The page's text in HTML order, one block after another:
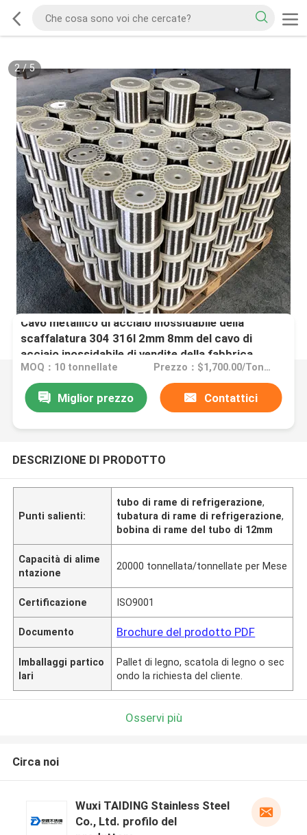
2/5
Cavo metallico di acciaio inossidabile della
scaffalatura 304 316l 2mm 8mm del cavo di
acciaio inossidabile di vendite della fabbrica
MOQ：10 tonnellate Prezzo：$1,700.00/Tons 10-99 Tons
Miglior prezzo Contattici
DESCRIZIONE DI PRODOTTO
Punti salienti:
tubo di rame di refrigerazione,
tubatura di rame di refrigerazione,
bobina di rame del tubo di 12mm
Capacità di alime
ntazione
20000 tonnellata/tonnellate per Mese
Certificazione ISO9001
Documento Brochure del prodotto PDF
Imballaggi partico
lari
Pallet di legno, scatola di legno o sec
ondo la richiesta del cliente.
Osservi più
Circa noi
Wuxi TAIDING Stainless Steel
Co., Ltd. profilo del